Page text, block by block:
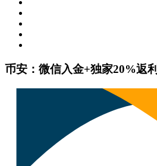
币安：微信入金+独家20%返利